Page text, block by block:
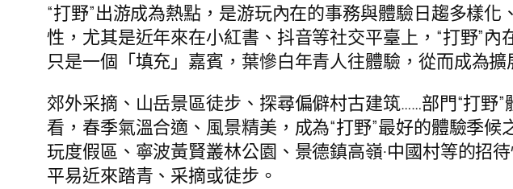
“打野”出游成為熱點，是游玩內在的事務與體驗日趨多樣
性，尤其是近年來在小紅書、抖音等社交平臺上，“打野”
只是一個「填充」嘉賓，葉慘白年青人往體驗，從而成為擴
郊外采摘、山岳景區徒步、探尋偏僻村古建筑……部門“打
看，春季氣溫合適、風景精美，成為“打野”最好的體驗季
玩度假區、寧波黃賢叢林公園、景德鎮高嶺·中國村等的招
平易近來踏青、采摘或徒步。